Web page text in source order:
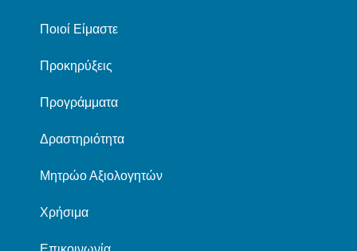
Ποιοί Είμαστε
Προκηρύξεις
Προγράμματα
Δραστηριότητα
Μητρώο Αξιολογητών
Χρήσιμα